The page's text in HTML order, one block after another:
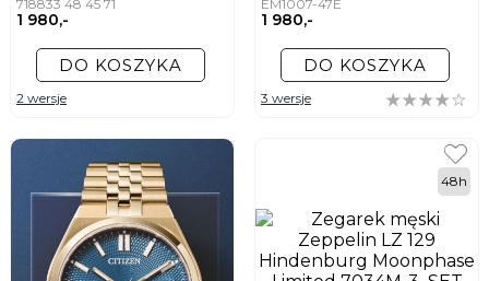
718833 48 45 71
1 980,-
DO KOSZYKA
2 wersje
EM1007-47E
1 980,-
DO KOSZYKA
3 wersje
48h